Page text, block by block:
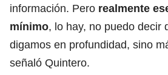
información. Pero realmente
mínimo, lo hay, no puedo decir
digamos en profundidad, sino
señaló Quintero.